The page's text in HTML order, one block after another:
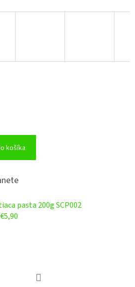
košíka
pasta 200g SCP002